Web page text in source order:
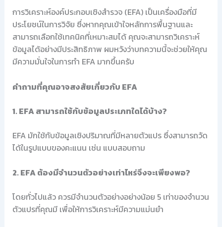
การวิเคราะห์องค์ประกอบเชิงสำรวจ (EFA) เป็นเครื่องมือที่มี
ประโยชน์ในการวิจัย ซึ่งหากคุณเข้าใจหลักการพื้นฐานและ
สามารถเลือกใช้เทคนิคที่เหมาะสมได้ คุณจะสามารถวิเคราะห์
ข้อมูลได้อย่างมีประสิทธิภาพ ผมหวังว่าบทความนี้จะช่วยให้คุณ
มีความมั่นใจในการทำ EFA มากขึ้นครับ
คำถามที่คุณอาจสงสัยเกี่ยวกับ EFA
1. EFA สามารถใช้กับข้อมูลประเภทใดได้บ้าง?
EFA มักใช้กับข้อมูลเชิงปริมาณที่มีหลายตัวแปร ซึ่งสามารถวัด
ได้ในรูปแบบของคะแนน เช่น แบบสอบถาม
2. EFA ต้องมีจำนวนตัวอย่างเท่าไหร่จึงจะเพียงพอ?
โดยทั่วไปแล้ว ควรมีจำนวนตัวอย่างอย่างน้อย 5 เท่าของจำนวน
ตัวแปรที่คุณมี เพื่อให้การวิเคราะห์มีความแม่นยำ